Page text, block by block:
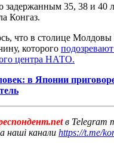
задержанным 35, 38 и 40
Конгаз.
что в столице
которого
центра НАТО.
в Японии
в Telegram
наші канали https://t.me/